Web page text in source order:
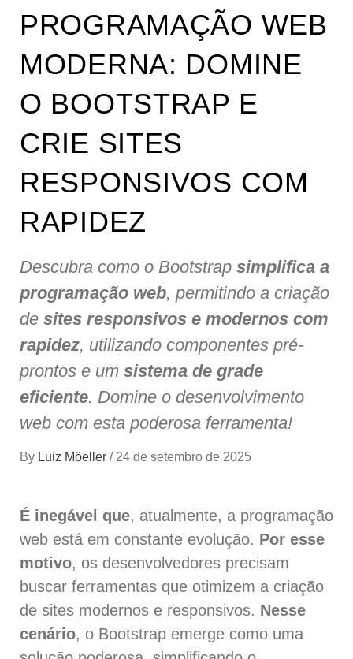
PROGRAMAÇÃO WEB
MODERNA: DOMINE
O BOOTSTRAP E
CRIE SITES
RESPONSIVOS COM
RAPIDEZ
Descubra como o Bootstrap simplifica a
programação web, permitindo a criação
de sites responsivos e modernos com
rapidez, utilizando componentes pré-
prontos e um sistema de grade
eficiente. Domine o desenvolvimento
web com esta poderosa ferramenta!
By Luiz Möeller / 24 de setembro de 2025
É inegável que, atualmente, a programação
web está em constante evolução. Por esse
motivo, os desenvolvedores precisam
buscar ferramentas que otimizem a criação
de sites modernos e responsivos. Nesse
cenário, o Bootstrap emerge como uma